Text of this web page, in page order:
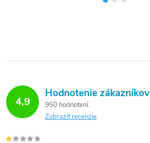
4,9
Hodnotenie zákazníkov
950 hodnotení
Zobraziť recenzie